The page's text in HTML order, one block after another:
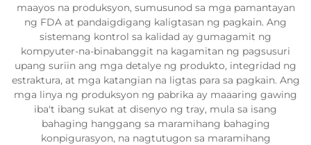
maayos na produksyon, sumusunod sa mga pamantayan
ng FDA at pandaigdigang kaligtasan ng pagkain. Ang
sistemang kontrol sa kalidad ay gumagamit ng
kompyuter-na-binabanggit na kagamitan ng pagsusuri
upang suriin ang mga detalye ng produkto, integridad ng
estraktura, at mga katangian na ligtas para sa pagkain. Ang
mga linya ng produksyon ng pabrika ay maaaring gawing
iba't ibang sukat at disenyo ng tray, mula sa isang
bahaging hanggang sa maramihang bahaging
konpigurasyon, na nagtutugon sa maramihang